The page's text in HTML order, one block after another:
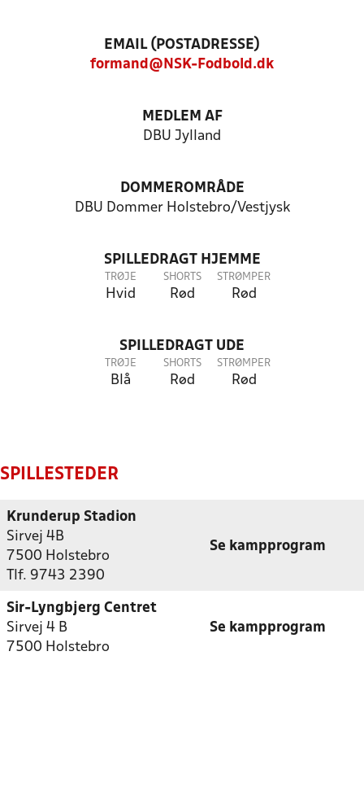
EMAIL (POSTADRESSE)
formand@NSK-Fodbold.dk
MEDLEM AF
DBU Jylland
DOMMEROMRÅDE
DBU Dommer Holstebro/Vestjysk
SPILLEDRAGT HJEMME
TRØJE
Hvid
SHORTS
Rød
STRØMPER
Rød
SPILLEDRAGT UDE
TRØJE
Blå
SHORTS
Rød
STRØMPER
Rød
SPILLESTEDER
Krunderup Stadion
Sirvej 4B
7500 Holstebro
Tlf. 9743 2390
Se kampprogram
Sir-Lyngbjerg Centret
Sirvej 4 B
7500 Holstebro
Se kampprogram